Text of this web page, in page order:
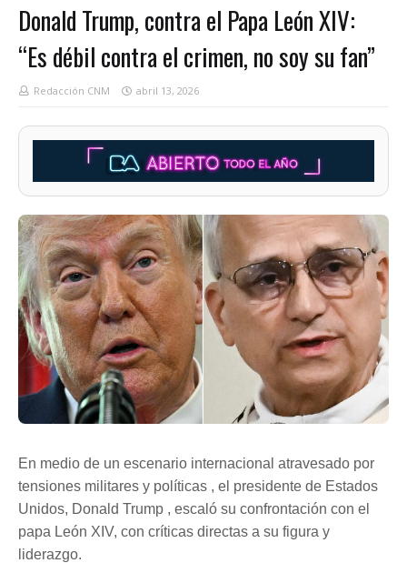
Donald Trump, contra el Papa León XIV:
“Es débil contra el crimen, no soy su fan”
Redacción CNM abril 13, 2026
En medio de un escenario internacional atravesado por
tensiones militares y políticas , el presidente de Estados
Unidos, Donald Trump , escaló su confrontación con el
papa León XIV, con críticas directas a su figura y
liderazgo.